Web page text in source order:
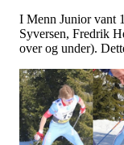
I Menn Junior vant
Syversen, Fredrik
over og under).